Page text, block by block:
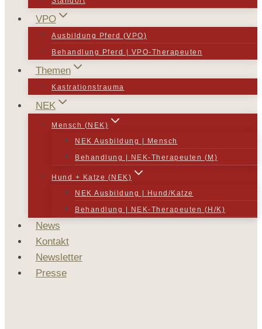
VPO
Ausbildung Pferd (VPO)
Behandlung Pferd | VPO-Therapeuten
Themen
Kastrationstrauma
NEK
Mensch (NEK)
NEK Ausbildung | Mensch
Behandlung | NEK-Therapeuten (M)
Hund + Katze (NEK)
NEK Ausbildung | Hund/Katze
Behandlung | NEK-Therapeuten (H/K)
News
Kontakt
Newsletter
Presse